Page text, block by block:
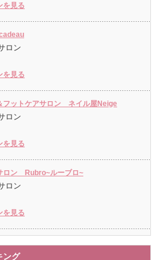
を見る
ロン
を見る
フットケアサロン ネイル屋Neige
ロン
を見る
ロン Rubro~ルーブロ~
ロン
を見る
ング